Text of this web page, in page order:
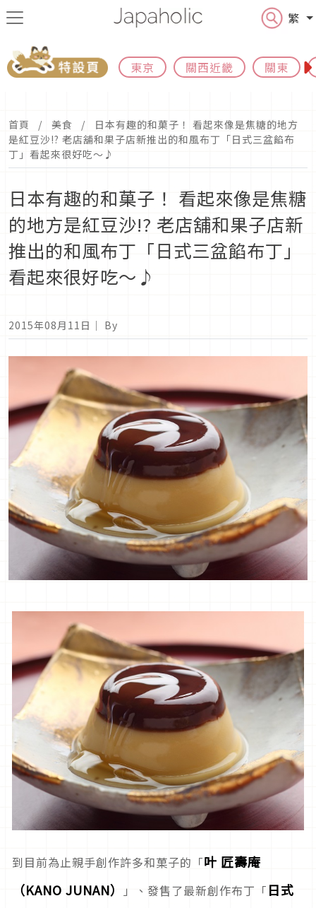
繁
東京 關西近畿 關東
首頁 美食
日本有趣的和菓子！ 看起來像是焦糖的地方
是紅豆沙!? 老店舖和果子店新推出的和風布丁「日式三盆餡布
丁」看起來很好吃～♪
日本有趣的和菓子！ 看起來像是焦糖
的地方是紅豆沙!? 老店舖和果子店新
推出的和風布丁「日式三盆餡布丁」
看起來很好吃～♪
2015年08月11日 ｜ By
到目前為止親手創作許多和菓子的「叶 匠壽庵
（KANO JUNAN）
」、發售了最新創作布丁「 日式